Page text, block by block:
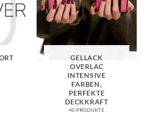
GELLACK
OVERLAC
INTENSIVE
FARBEN,
PERFEKTE
DECKKRAFT
40 PRODUKTE